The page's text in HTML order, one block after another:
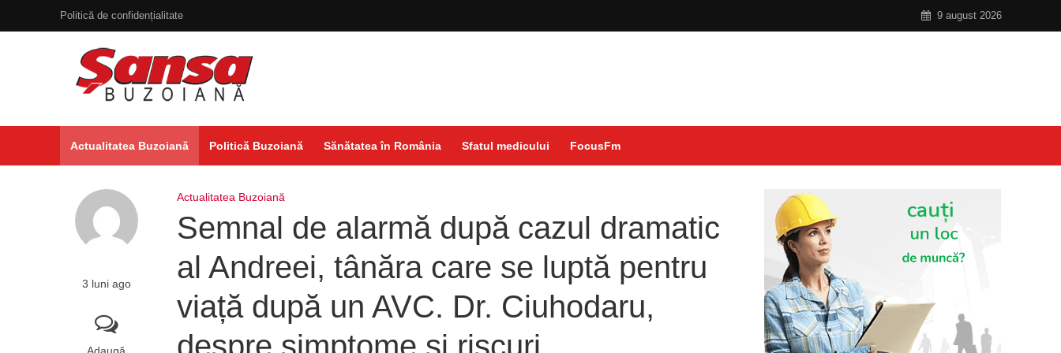
Politică de confidențialitate 9 august 2026
Actualitatea Buzoiană Politică Buzoiană Sănătatea în România Sfatul medicului FocusFm
3 luni ago
Actualitatea Buzoiană
Semnal de alarmă după cazul dramatic
al Andreei, tânăra care se luptă pentru
viață după un AVC. Dr. Ciuhodaru,
despre simptome și riscuri